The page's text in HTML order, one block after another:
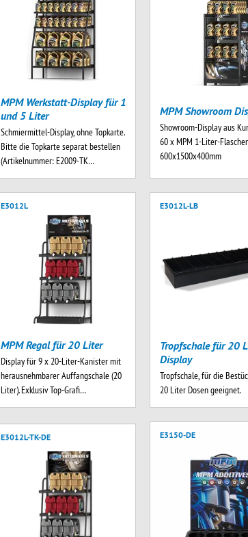
MPM Werkstatt-Display für 1
und 5 Liter
Schmiermittel-Display, ohne Topkarte.
Bitte die Topkarte separat bestellen
(Artikelnummer: E2009-TK…
MPM Showroom
Showroom-Display aus
60 x MPM 1-Liter-
600x1500x400mm
E3012L
MPM Regal für 20 Liter
Display für 9 x 20-Liter-Kanister mit
herausnehmbarer Auffangschale (20
Liter). Exklusiv Top-Grafi…
E3012L-LB
Tropfschale für 20
Display
Tropfschale, für die
20 Liter Dosen geeignet.
E3012L-TK-DE E3150-DE